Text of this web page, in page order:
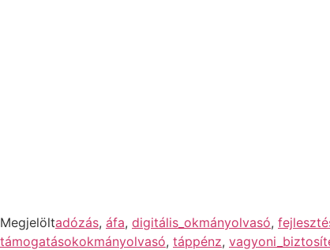
Megjelöltadózás, áfa, digitális_okmányolvasó,
támogatásokokmányolvasó, táppénz,